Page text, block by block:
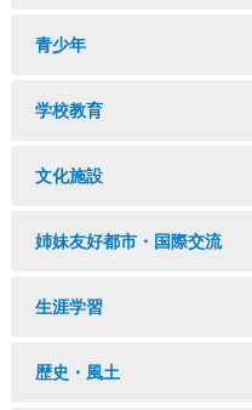
青少年
学校教育
文化施設
姉妹友好都市・国際交流
生涯学習
歴史・風土